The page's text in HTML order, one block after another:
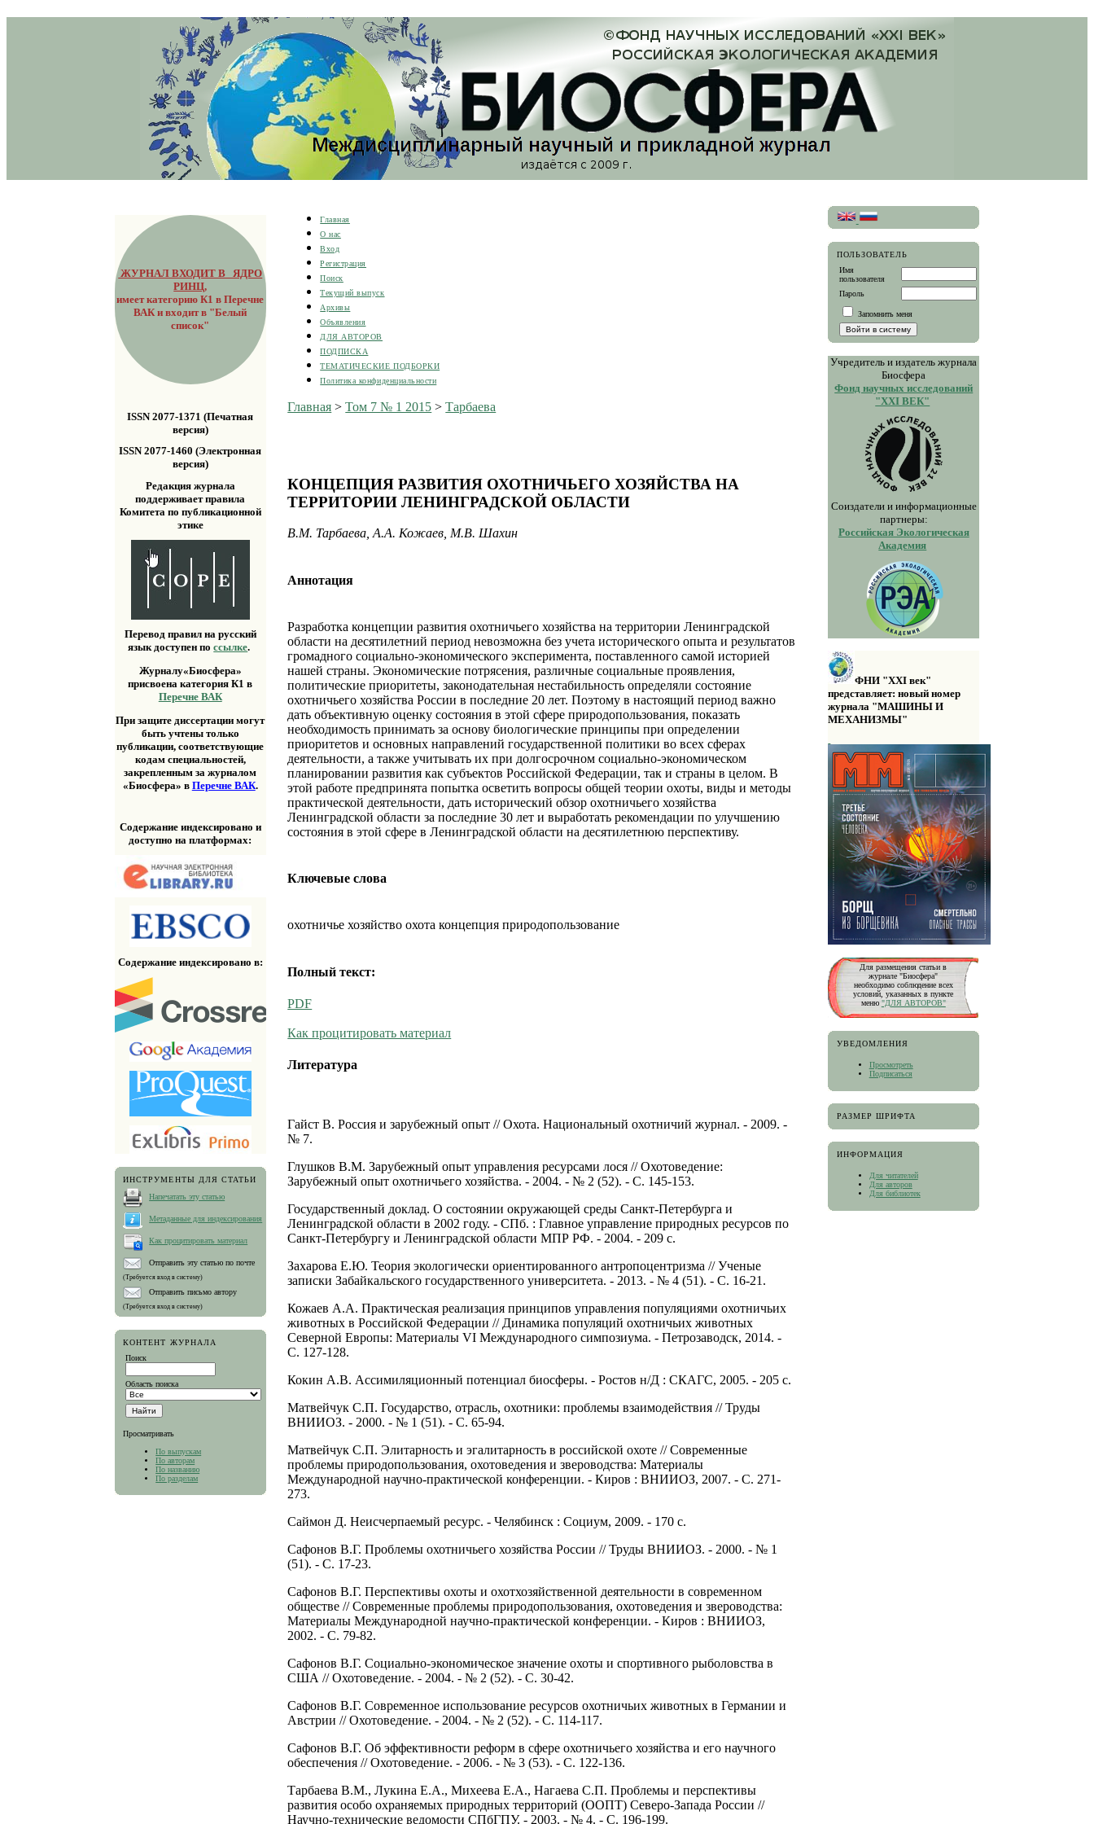
ЖУРНАЛ ВХОДИТ В ЯДРО
РИНЦ,
имеет категорию К1 в Перечне
ВАК и входит в "Белый
список"
ISSN 2077-1371 (Печатная
версия)
ISSN 2077-1460 (Электронная
версия)
Редакция журнала
поддерживает правила
Комитета по публикационной
этике
Перевод правил на русский
язык доступен поссылке.
Журналу«Биосфера»
присвоена категория К1 в
Перечне ВАК
При защите диссертации могут
быть учтены только
публикации, соответствующие
кодам специальностей,
закрепленным за журналом
«Биосфера» в Перечне ВАК.
Содержание индексировано и
доступно на платформах:
Содержание индексировано в:
ИНСТРУМЕНТЫ ДЛЯ СТАТЬИ
Напечатать эту статью
Метаданные для индексирования
Как процитировать материал
Отправить эту статью по почте
(Требуется вход в систему)
Отправить письмо автору
(Требуется вход в систему)
КОНТЕНТ ЖУРНАЛА
Поиск
Область поиска
Просматривать
По выпускам
По авторам
По названию
По разделам
ПОЛЬЗОВАТЕЛЬ
Имя
пользователя
Пароль
Запомнить меня
Учредитель и издатель журнала
Биосфера
Фонд научных исследований
"XXI ВЕК"
Соиздатели и информационные
партнеры:
Российская Экологическая
Академия
ФНИ "XXI век"
представляет: новый номер
журнала "МАШИНЫ И
МЕХАНИЗМЫ"
Для размещения статьи в
журнале "Биосфера"
необходимо соблюдение всех
условий, указанных в пункте
меню "ДЛЯ АВТОРОВ"
УВЕДОМЛЕНИЯ
Просмотреть
Подписаться
РАЗМЕР ШРИФТА
ИНФОРМАЦИЯ
Для читателей
Для авторов
Для библиотек
Главная
О нас
Вход
Регистрация
Поиск
Текущий выпуск
Архивы
Объявления
ДЛЯ АВТОРОВ
ПОДПИСКА
ТЕМАТИЧЕСКИЕ ПОДБОРКИ
Политика конфиденциальности
Главная >Том 7 № 1 2015 >Тарбаева
КОНЦЕПЦИЯ РАЗВИТИЯ ОХОТНИЧЬЕГО ХОЗЯЙСТВА НА
ТЕРРИТОРИИ ЛЕНИНГРАДСКОЙ ОБЛАСТИ
В.М. Тарбаева, А.А. Кожаев, М.В. Шахин
Аннотация
Разработка концепции развития охотничьего хозяйства на территории Ленинградской
области на десятилетний период невозможна без учета исторического опыта и результатов
громадного социально-экономического эксперимента, поставленного самой историей
нашей страны. Экономические потрясения, различные социальные проявления,
политические приоритеты, законодательная нестабильность определяли состояние
охотничьего хозяйства России в последние 20 лет. Поэтому в настоящий период важно
дать объективную оценку состояния в этой сфере природопользования, показать
необходимость принимать за основу биологические принципы при определении
приоритетов и основных направлений государственной политики во всех сферах
деятельности, а также учитывать их при долгосрочном социально-экономическом
планировании развития как субъектов Российской Федерации, так и страны в целом. В
этой работе предпринята попытка осветить вопросы общей теории охоты, виды и методы
практической деятельности, дать исторический обзор охотничьего хозяйства
Ленинградской области за последние 30 лет и выработать рекомендации по улучшению
состояния в этой сфере в Ленинградской области на десятилетнюю перспективу.
Ключевые слова
охотничье хозяйство охота концепция природопользование
Полный текст:
PDF
Как процитировать материал
Литература
Гайст В. Россия и зарубежный опыт // Охота. Национальный охотничий журнал. - 2009. -
№ 7.
Глушков В.М. Зарубежный опыт управления ресурсами лося // Охотоведение:
Зарубежный опыт охотничьего хозяйства. - 2004. - № 2 (52). - С. 145-153.
Государственный доклад. О состоянии окружающей среды Санкт-Петербурга и
Ленинградской области в 2002 году. - СПб. : Главное управление природных ресурсов по
Санкт-Петербургу и Ленинградской области МПР РФ. - 2004. - 209 с.
Захарова Е.Ю. Теория экологически ориентированного антропоцентризма // Ученые
записки Забайкальского государственного университета. - 2013. - № 4 (51). - С. 16-21.
Кожаев А.А. Практическая реализация принципов управления популяциями охотничьих
животных в Российской Федерации // Динамика популяций охотничьих животных
Северной Европы: Материалы VI Международного симпозиума. - Петрозаводск, 2014. -
С. 127-128.
Кокин А.В. Ассимиляционный потенциал биосферы. - Ростов н/Д : СКАГС, 2005. - 205 с.
Матвейчук С.П. Государство, отрасль, охотники: проблемы взаимодействия // Труды
ВНИИОЗ. - 2000. - № 1 (51). - С. 65-94.
Матвейчук С.П. Элитарность и эгалитарность в российской охоте // Современные
проблемы природопользования, охотоведения и звероводства: Материалы
Международной научно-практической конференции. - Киров : ВНИИОЗ, 2007. - С. 271-
273.
Саймон Д. Неисчерпаемый ресурс. - Челябинск : Социум, 2009. - 170 с.
Сафонов В.Г. Проблемы охотничьего хозяйства России // Труды ВНИИОЗ. - 2000. - № 1
(51). - С. 17-23.
Сафонов В.Г. Перспективы охоты и охотхозяйственной деятельности в современном
обществе // Современные проблемы природопользования, охотоведения и звероводства:
Материалы Международной научно-практической конференции. - Киров : ВНИИОЗ,
2002. - С. 79-82.
Сафонов В.Г. Социально-экономическое значение охоты и спортивного рыболовства в
США // Охотоведение. - 2004. - № 2 (52). - С. 30-42.
Сафонов В.Г. Современное использование ресурсов охотничьих животных в Германии и
Австрии // Охотоведение. - 2004. - № 2 (52). - С. 114-117.
Сафонов В.Г. Об эффективности реформ в сфере охотничьего хозяйства и его научного
обеспечения // Охотоведение. - 2006. - № 3 (53). - С. 122-136.
Тарбаева В.М., Лукина Е.А., Михеева Е.А., Нагаева С.П. Проблемы и перспективы
развития особо охраняемых природных территорий (ООПТ) Северо-Запада России //
Научно-технические ведомости СПбГПУ. - 2003. - № 4. - С. 196-199.